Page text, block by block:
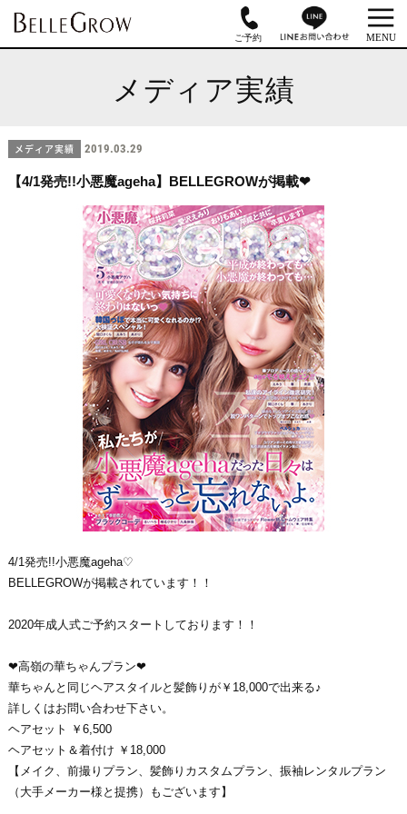
メディア実績
メディア実績 2019.03.29
【4/1発売!!小悪魔ageha】BELLEGROWが掲載❤
4/1発売!!小悪魔ageha♡
BELLEGROWが掲載されています！！
2020年成人式ご予約スタートしております！！
❤高嶺の華ちゃんプラン❤
華ちゃんと同じヘアスタイルと髪飾りが￥18,000で出来る♪
詳しくはお問い合わせ下さい。
ヘアセット ￥6,500
ヘアセット＆着付け ￥18,000
【メイク、前撮りプラン、髪飾りカスタムプラン、振袖レンタルプラン
（大手メーカー様と提携）もございます】